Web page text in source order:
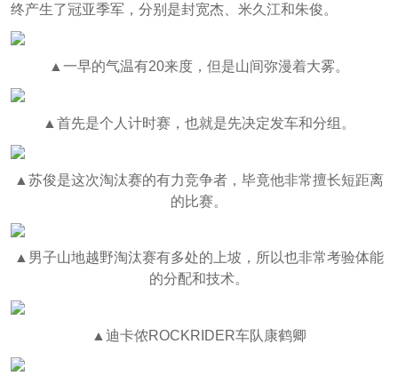
终产生了冠亚季军，分别是封宽杰、米久江和朱俊。
▲一早的气温有20来度，但是山间弥漫着大雾。
▲首先是个人计时赛，也就是先决定发车和分组。
▲苏俊是这次淘汰赛的有力竞争者，毕竟他非常擅长短距离
的比赛。
▲男子山地越野淘汰赛有多处的上坡，所以也非常考验体能
的分配和技术。
▲迪卡侬ROCKRIDER车队康鹤卿